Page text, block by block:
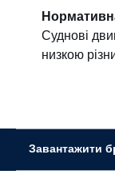
Суднові
низкою
Завантажити